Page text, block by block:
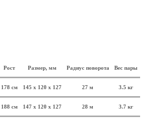
Рост Размер, мм Радиус поворота Вес пары
178 см 145 х 120 х 127 27 м 3.5 кг
188 см 147 х 120 х 127 28 м 3.7 кг